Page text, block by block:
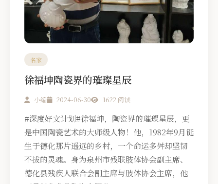
名家
徐福坤陶瓷界的璀璨星辰
小编 2024-06-30 1622 阅读
#深度好文计划#徐福坤，陶瓷界的璀璨星辰，更
是中国陶瓷艺术的大师级人物！他，1982年9月诞
生于德化那片遥远的乡村，一个命运多舛却坚韧
不拔的灵魂。身为泉州市残联肢体协会副主席、
德化县残疾人联合会副主席与肢体协会主席，他